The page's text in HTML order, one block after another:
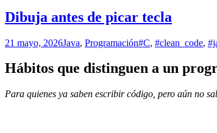
Dibuja antes de picar tecla
21 mayo, 2026Java, Programación#C, #clean_code,
Hábitos que distinguen a un
Para quienes ya saben escribir código, pero aún no